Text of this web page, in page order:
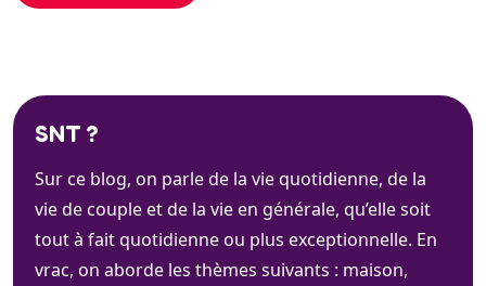
SNT ?
Sur ce blog, on parle de la vie quotidienne, de la
vie de couple et de la vie en générale, qu’elle soit
tout à fait quotidienne ou plus exceptionnelle. En
vrac, on aborde les thèmes suivants : maison,